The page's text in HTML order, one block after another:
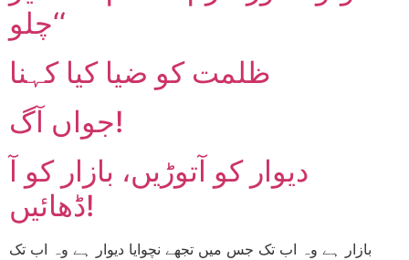
چلو‘‘
ظلمت کو ضیا کیا کہنا
جواں آگ!
دیوار کو آتوڑیں، بازار کو آ
ڈھائیں!
بازار ہے وہ اب تک جس میں تجھے نچوایا دیوار ہے وہ اب تک